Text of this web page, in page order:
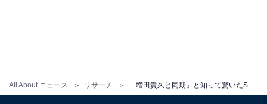
All About ニュース リサーチ